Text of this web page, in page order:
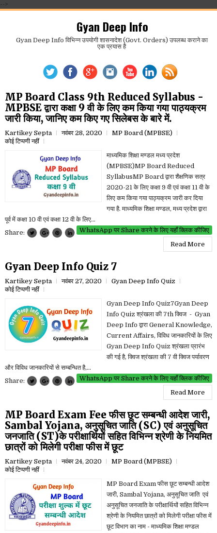
-->
Gyan Deep Info
Gyan Deep Info विभिन्न उपयोगी शासनादेश (Govt. Orders) उपलब्ध कराने का
एक प्रयास है
MP Board Class 9th Reduced Syllabus -
MPBSE द्वारा कक्षा 9 वी के लिए कम किया गया पाठ्यक्रम
जारी किया, जानिए कम किए गए सिलेबस के बारे में.
Kartikey Septa नवंबर 28, 2020
MP Board (MPBSE)
कोई टिप्पणी नहीं
माध्यमिक शिक्षा मण्डल मध्य प्रदेश
(MPBSE)MP Board Reduced
SyllabusMP Board द्वारा शैक्षणिक सत्र
2020-21 के लिए कक्षा 9 वी एवं कक्षा 11 वी के
लिए कम किया गया पाठ्यक्रम जारी कर दिया
गया है. माध्यमिक शिक्षा मण्डल, मध्य प्रदेश द्वारा
पूर्व में कक्षा 10 वी एवं कक्षा 12 वी के लिए...
WhatsApp पर Share करने के लिए यहाँ क्लिक कीजिए
Share:
Read More
Gyan Deep Info Quiz 7
Kartikey Septa नवंबर 27, 2020
Gyan Deep Info Quiz
कोई टिप्पणी नहीं
Gyan Deep Info Quiz7Gyan Deep
Info Quiz श्रंखला की 7th क्विज - Gyan
Deep Info द्वारा General Knowledge,
Current Affairs, विविध जानकारियों के लिए
Gyan Deep Info Quiz श्रंखला प्रारंभ
की गई है, क्विज श्रंखला की 7 वी क्विज पर्यावरण
और विविध जानकारियों से सम्बन्धित है,...
WhatsApp पर Share करने के लिए यहाँ क्लिक कीजिए
Share:
Read More
MP Board Exam Fee फीस छूट सम्बन्धी आदेश जारी,
Sambal Yojana, अनुसूचित जाति (SC) एवं अनुसूचित
जनजाति (ST)के परीक्षार्थियों सहित विभिन्न श्रेणी के नियमित
छात्रों को मिलेगी परीक्षा फीस में छूट
Kartikey Septa नवंबर 24, 2020
MP Board (MPBSE)
कोई टिप्पणी नहीं
MP Board Exam फीस छूट सम्बन्धी आदेश
जारी, Sambal Yojana, अनुसूचित जाति एवं
अनुसूचित जनजाति के परीक्षार्थियों सहित विभिन्न
श्रेणी के नियमित छात्रों को मिलेगी परीक्षा फीस में
छूट विभाग का नाम - माध्यमिक शिक्षा मण्डल